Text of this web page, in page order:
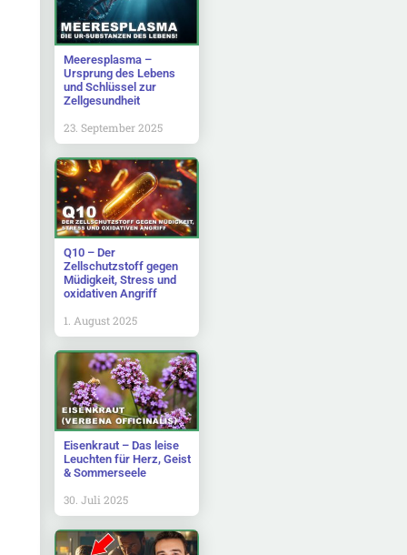
Meeresplasma –
Ursprung des Lebens
und Schlüssel zur
Zellgesundheit
23. September 2025
Q10 – Der
Zellschutzstoff gegen
Müdigkeit, Stress und
oxidativen Angriff
1. August 2025
Eisenkraut – Das leise
Leuchten für Herz, Geist
& Sommerseele
30. Juli 2025